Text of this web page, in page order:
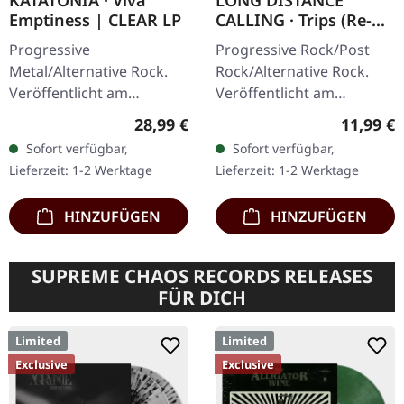
Emptiness | CLEAR LP
Progressive
Metal/Alternative Rock.
Veröffentlicht am
19.06.2026, auf Peaceville
Records. Klares Vinyl im
Standard-Cover. Plastic
Head exklusive,…
Regulärer Preis:
28,99 €
Sofort verfügbar,
Lieferzeit: 1-2 Werktage
HINZUFÜGEN
CALLING · Trips (Re-
Release) | CD
Progressive Rock/Post
Rock/Alternative Rock.
Veröffentlicht am
10.02.2017, auf Inside Out
Music. CD im Jewelcase
Long Distance Calling
liefern mit…
11,99 €
Sofort verfügbar,
Lieferzeit: 1-2 Werktage
HINZUFÜGEN
SUPREME CHAOS RECORDS RELEASES
FÜR DICH
Limited
Exclusive
Limited
Exclusive